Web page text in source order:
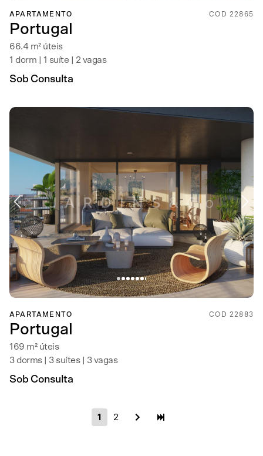
APARTAMENTO COD 22865
Portugal
66.4 m² úteis
1 dorm | 1 suíte | 2 vagas
Sob Consulta
APARTAMENTO COD 22883
Portugal
169 m² úteis
3 dorms | 3 suítes | 3 vagas
Sob Consulta
1 2